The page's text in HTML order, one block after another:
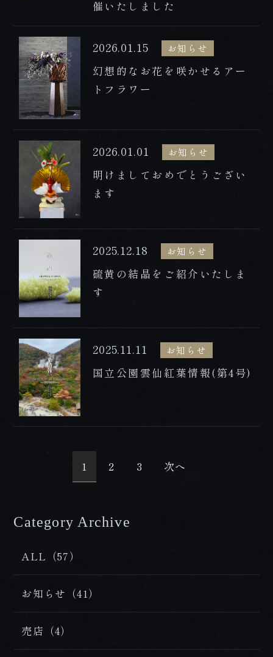
催いたしました
2026.01.15 お知らせ
幻想的なお花を咲かせるアー
トフラワー
2026.01.01 お知らせ
明けましておめでとうござい
ます
2025.12.18 お知らせ
硫黄の結晶をご紹介いたしま
す
2025.11.11 お知らせ
国立公園雲仙紅葉情報(第4号)
1 2 3 次へ
Category Archive
ALL（57）
お知らせ（41）
売店（4）